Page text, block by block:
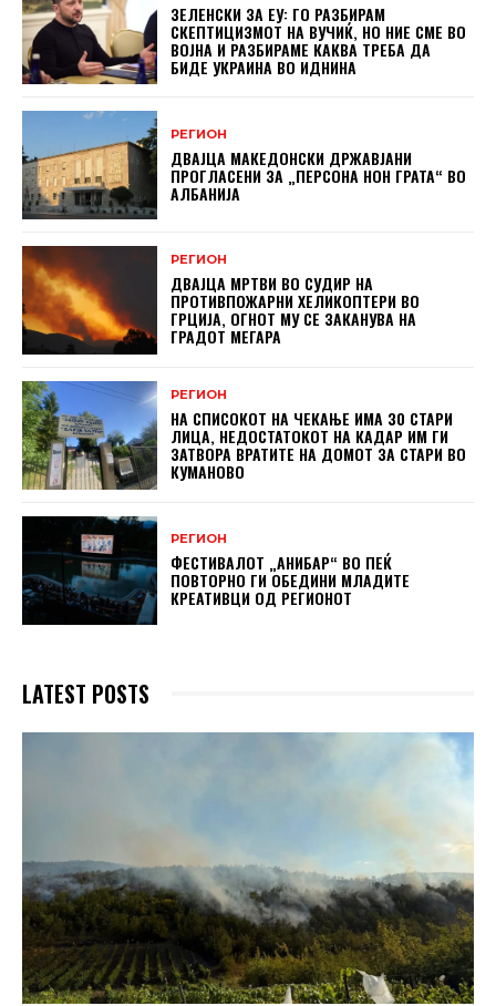
ЗЕЛЕНСКИ ЗА ЕУ: ГО РАЗБИРАМ
СКЕПТИЦИЗМОТ НА ВУЧИЌ, НО НИЕ СМЕ ВО
ВОЈНА И РАЗБИРАМЕ КАКВА ТРЕБА ДА
БИДЕ УКРАИНА ВО ИДНИНА
РЕГИОН
ДВАЈЦА МАКЕДОНСКИ ДРЖАВЈАНИ
ПРОГЛАСЕНИ ЗА „ПЕРСОНА НОН ГРАТА“ ВО
АЛБАНИЈА
РЕГИОН
ДВАЈЦА МРТВИ ВО СУДИР НА
ПРОТИВПОЖАРНИ ХЕЛИКОПТЕРИ ВО
ГРЦИЈА, ОГНОТ МУ СЕ ЗАКАНУВА НА
ГРАДОТ МЕГАРА
РЕГИОН
НА СПИСОКОТ НА ЧЕКАЊЕ ИМА 30 СТАРИ
ЛИЦА, НЕДОСТАТОКОТ НА КАДАР ИМ ГИ
ЗАТВОРА ВРАТИТЕ НА ДОМОТ ЗА СТАРИ ВО
КУМАНОВО
РЕГИОН
ФЕСТИВАЛОТ „АНИБАР“ ВО ПЕЌ
ПОВТОРНО ГИ ОБЕДИНИ МЛАДИТЕ
КРЕАТИВЦИ ОД РЕГИОНОТ
LATEST POSTS